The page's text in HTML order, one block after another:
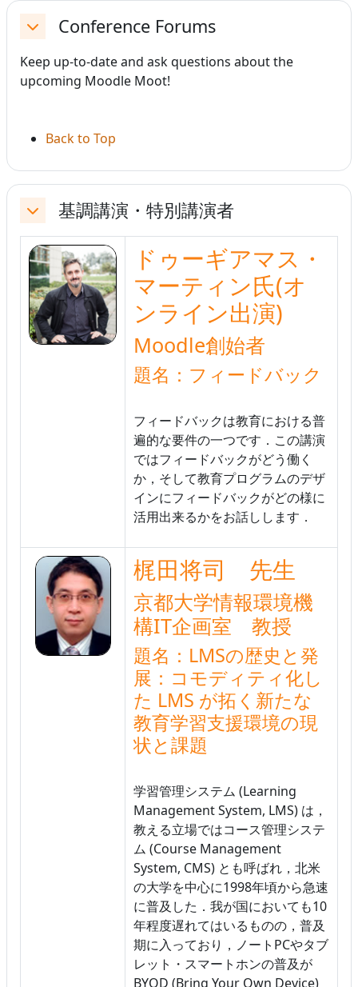
折りたたむConference Forums
Keep up-to-date and ask questions about the
upcoming Moodle Moot!
Back to Top
折りたたむ基調講演・特別講演者
ドゥーギアマス・
マーティン氏(オ
ンライン出演)
Moodle創始者
題名：フィードバック
フィードバックは教育における普
遍的な要件の一つです．この講演
ではフィードバックがどう働く
か，そして教育プログラムのデザ
インにフィードバックがどの様に
活用出来るかをお話しします．
梶田将司 先生
京都大学情報環境機
構IT企画室 教授
題名：LMSの歴史と発
展：コモディティ化し
た LMS が拓く新たな
教育学習支援環境の現
状と課題
学習管理システム (Learning
Management System, LMS) は，
教える立場ではコース管理システ
ム (Course Management
System, CMS) とも呼ばれ，北米
の大学を中心に1998年頃から急速
に普及した．我が国においても10
年程度遅れてはいるものの，普及
期に入っており，ノートPCやタブ
レット・スマートホンの普及が
BYOD (Bring Your Own Device)